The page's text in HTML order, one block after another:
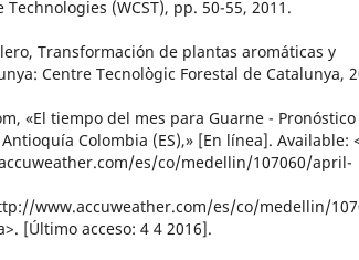
(WCST), pp. 50-55, 2011.
Transformación de plantas aromáticas y
Centre Tecnològic Forestal de Catalunya,
«El tiempo del mes para Guarne -
Colombia (ES),» [En línea]. Available:
es/co/medellin/107060/april-
www.accuweather.com/es/co/medellin/
[Último acceso: 4 4 2016].